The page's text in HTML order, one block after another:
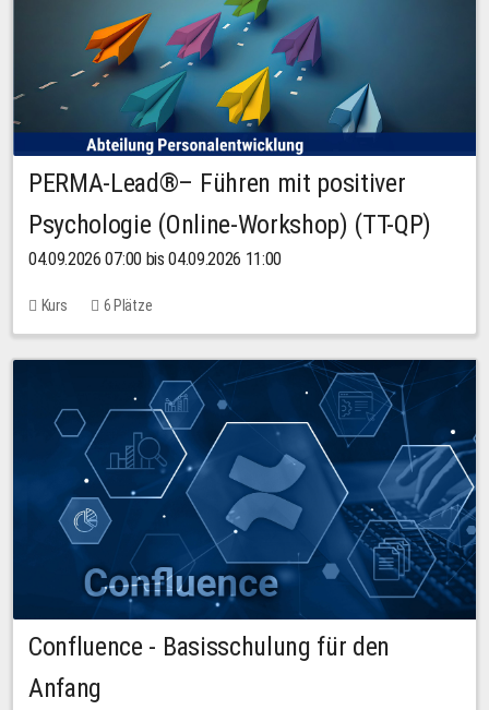
PERMA-Lead®– Führen mit positiver
Psychologie (Online-Workshop) (TT-QP)
04.09.2026 07:00 bis 04.09.2026 11:00
Kurs 6 Plätze
Confluence - Basisschulung für den
Anfang